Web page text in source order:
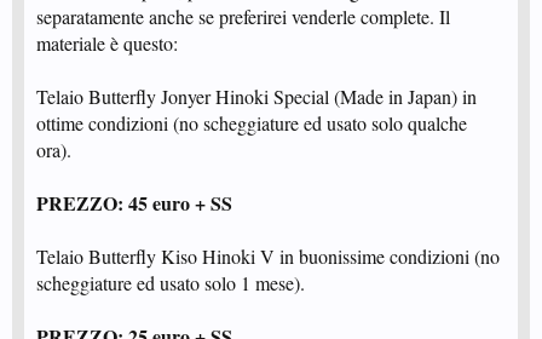
separatamente anche se preferirei venderle complete. Il
materiale è questo:
Telaio Butterfly Jonyer Hinoki Special (Made in Japan) in
ottime condizioni (no scheggiature ed usato solo qualche
ora).
PREZZO: 45 euro + SS
Telaio Butterfly Kiso Hinoki V in buonissime condizioni (no
scheggiature ed usato solo 1 mese).